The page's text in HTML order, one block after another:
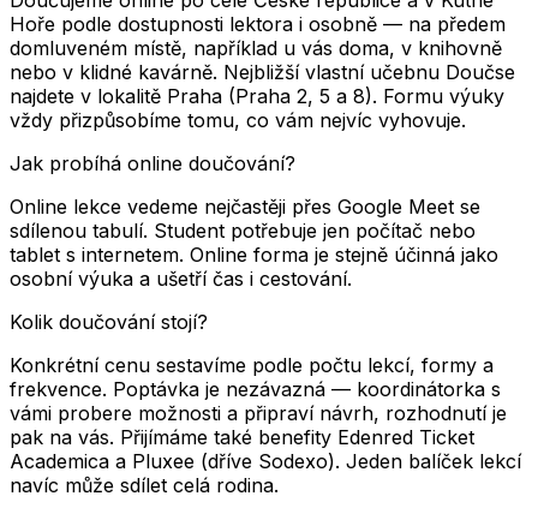
Hoře podle dostupnosti lektora i osobně — na předem
domluveném místě, například u vás doma, v knihovně
nebo v klidné kavárně. Nejbližší vlastní učebnu Doučse
najdete v lokalitě Praha (Praha 2, 5 a 8). Formu výuky
vždy přizpůsobíme tomu, co vám nejvíc vyhovuje.
Jak probíhá online doučování?
Online lekce vedeme nejčastěji přes Google Meet se
sdílenou tabulí. Student potřebuje jen počítač nebo
tablet s internetem. Online forma je stejně účinná jako
osobní výuka a ušetří čas i cestování.
Kolik doučování stojí?
Konkrétní cenu sestavíme podle počtu lekcí, formy a
frekvence. Poptávka je nezávazná — koordinátorka s
vámi probere možnosti a připraví návrh, rozhodnutí je
pak na vás. Přijímáme také benefity Edenred Ticket
Academica a Pluxee (dříve Sodexo). Jeden balíček lekcí
navíc může sdílet celá rodina.